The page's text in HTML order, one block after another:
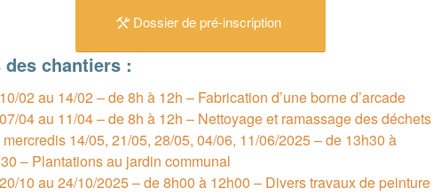
Dossier de pré-inscription
des chantiers :
02 au 14/02 – de 8h à 12h – Fabrication d’une borne d’arcade
04 au 11/04 – de 8h à 12h – Nettoyage et ramassage des déchets
mercredis 14/05, 21/05, 28/05, 04/06, 11/06/2025 – de 13h30 à
– Plantations au jardin communal
10 au 24/10/2025 – de 8h00 à 12h00 – Divers travaux de peinture